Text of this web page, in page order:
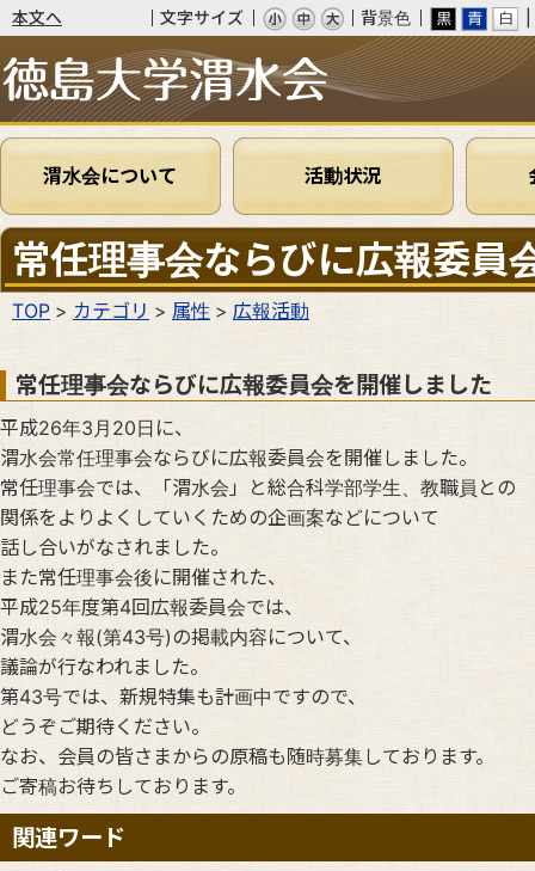
本文へ 文字サイズ 背景色
渭水会
渭水会について 活動状況
常任理事会ならびに広報委員
TOP カテゴリ 属性 広報活動
常任理事会ならびに広報委員会を開催しました
平成26年3月20日に、
渭水会常任理事会ならびに広報委員会を開催しました。
常任理事会では、「渭水会」と総合科学部学生、教職員との
関係をよりよくしていくための企画案などについて
話し合いがなされました。
また常任理事会後に開催された、
平成25年度第4回広報委員会では、
渭水会々報(第43号)の掲載内容について、
議論が行なわれました。
第43号では、新規特集も計画中ですので、
どうぞご期待ください。
なお、会員の皆さまからの原稿も随時募集しております。
ご寄稿お待ちしております。
関連ワード